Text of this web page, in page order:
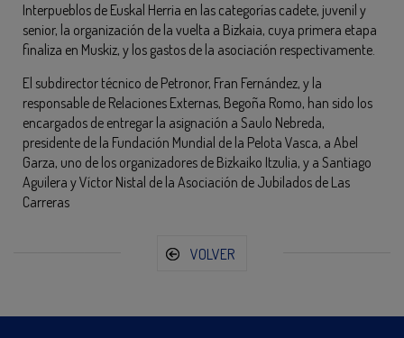
Interpueblos de Euskal Herria en las categorías cadete, juvenil y
senior, la organización de la vuelta a Bizkaia, cuya primera etapa
finaliza en Muskiz, y los gastos de la asociación respectivamente.
El subdirector técnico de Petronor, Fran Fernández, y la
responsable de Relaciones Externas, Begoña Romo, han sido los
encargados de entregar la asignación a Saulo Nebreda,
presidente de la Fundación Mundial de la Pelota Vasca, a Abel
Garza, uno de los organizadores de Bizkaiko Itzulia, y a Santiago
Aguilera y Víctor Nistal de la Asociación de Jubilados de Las
Carreras
VOLVER